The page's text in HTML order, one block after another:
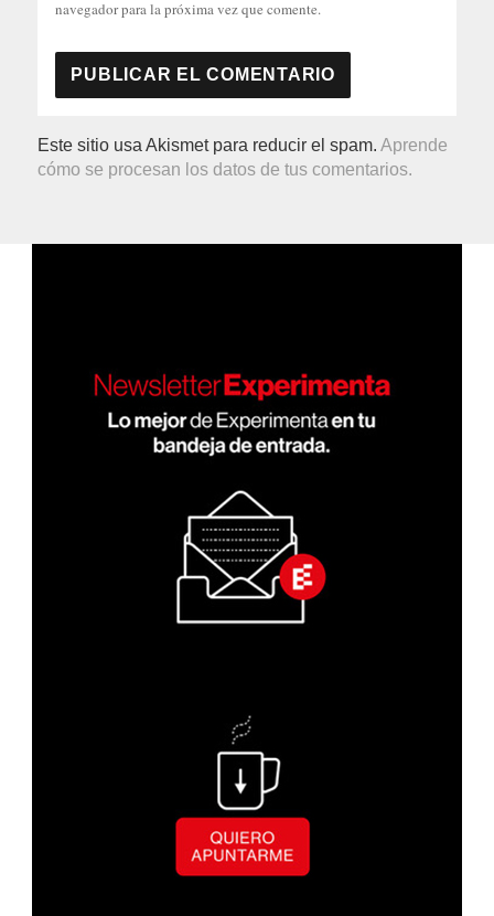
navegador para la próxima vez que comente.
Este sitio usa Akismet para reducir el spam.Aprende
cómo se procesan los datos de tus comentarios.